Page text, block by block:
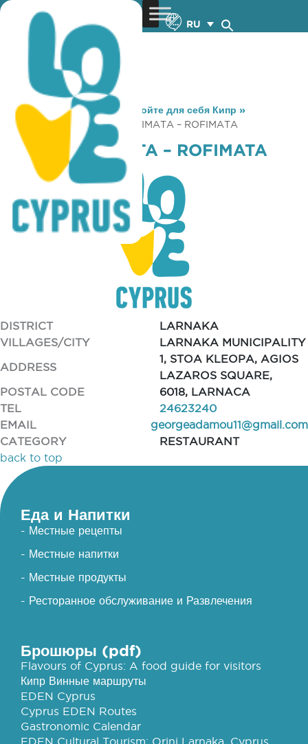
RU
You are here: Home »Откройте для себя Кипр »
Gastronomy
» STOA TSIMPIMATA – ROFIMATA
STOA TSIMPIMATA – ROFIMATA
DISTRICT
LARNAKA
VILLAGES/CITY
LARNAKA MUNICIPALITY
ADDRESS
1, STOA KLEOPA, AGIOS
LAZAROS SQUARE,
POSTAL CODE
6018, LARNACA
TEL
24623240
EMAIL
georgeadamou11@gmail.com
CATEGORY
RESTAURANT
back to top
Еда и Напитки
- Местные рецепты
- Местные напитки
- Местные продукты
- Ресторанное обслуживание и Развлечения
Брошюры (pdf)
Flavours of Cyprus: A food guide for visitors
Кипр Винные маршруты
EDEN Cyprus
Cyprus EDEN Routes
Gastronomic Calendar
EDEN Cultural Tourism: Orini Larnaka, Cyprus